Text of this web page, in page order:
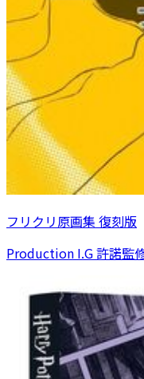
フリクリ原画集 復刻版
Production I.G 許諾監